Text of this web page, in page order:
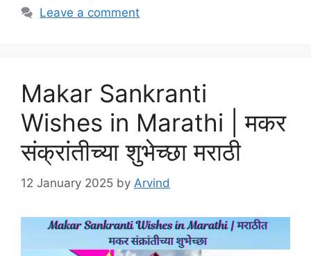
Leave a comment
Makar Sankranti
Wishes in Marathi | मकर
संक्रांतीच्या शुभेच्छा मराठी
12 January 2025 by Arvind